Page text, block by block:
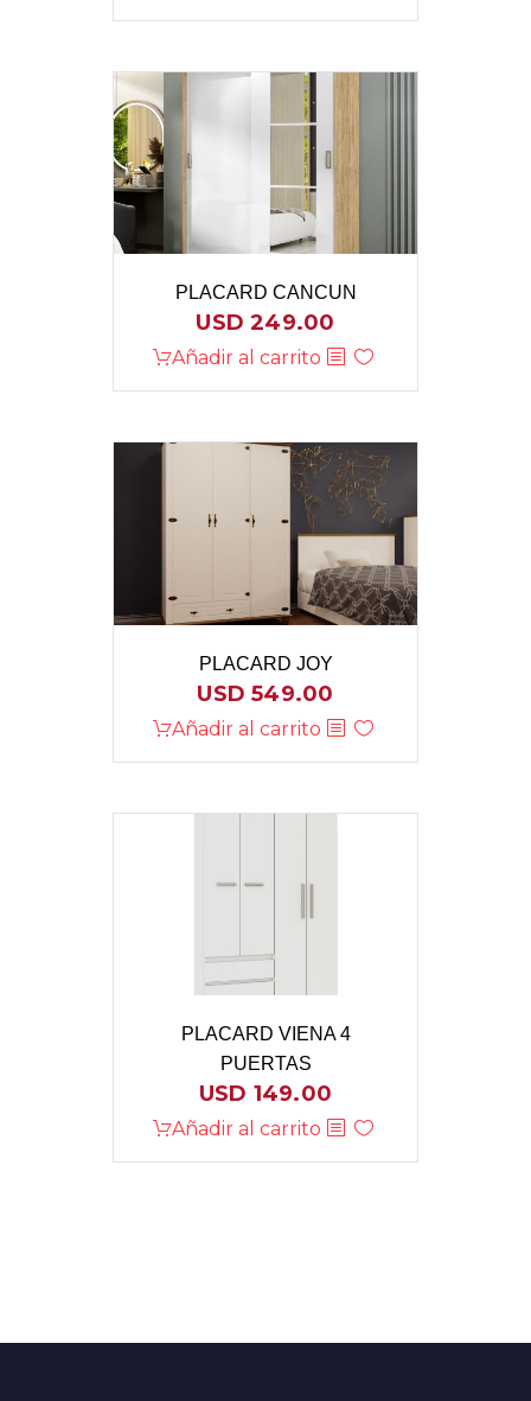
PLACARD CANCUN
USD249.00
Añadir al carrito
PLACARD JOY
USD549.00
Añadir al carrito
PLACARD VIENA 4
PUERTAS
USD 149.00
Añadir al carrito